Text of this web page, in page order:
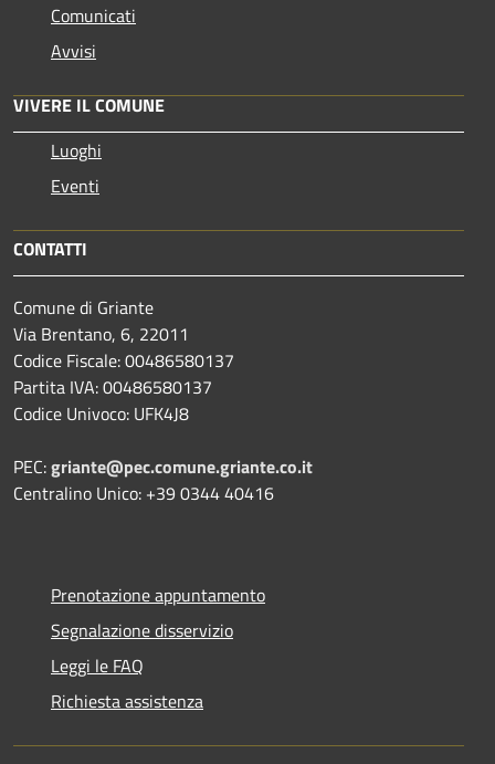
Comunicati
Avvisi
VIVERE IL COMUNE
Luoghi
Eventi
CONTATTI
Comune di Griante
Via Brentano, 6, 22011
Codice Fiscale: 00486580137
Partita IVA: 00486580137
Codice Univoco: UFK4J8
PEC:griante@pec.comune.griante.co.it
Centralino Unico: +39 0344 40416
Prenotazione appuntamento
Segnalazione disservizio
Leggi le FAQ
Richiesta assistenza